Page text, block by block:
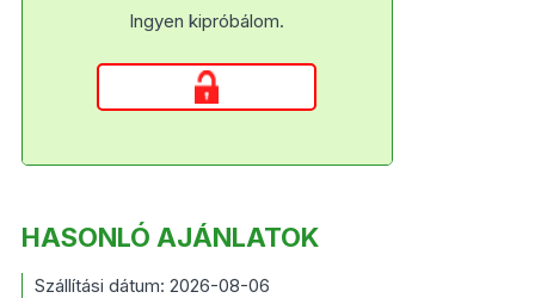
Ingyen kipróbálom.
HASONLÓ AJÁNLATOK
Szállítási dátum: 2026-08-06